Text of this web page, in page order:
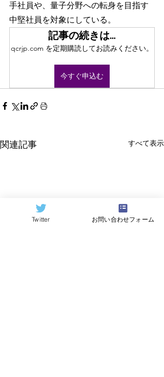
手社員や、量子分野への転身を目指す
中堅社員を対象にしている。
記事の続きは…
qcrjp.com を定期購読してお読みください。
今すぐ申込む
関連記事 すべて表示
Twitter お問い合わせフォーム